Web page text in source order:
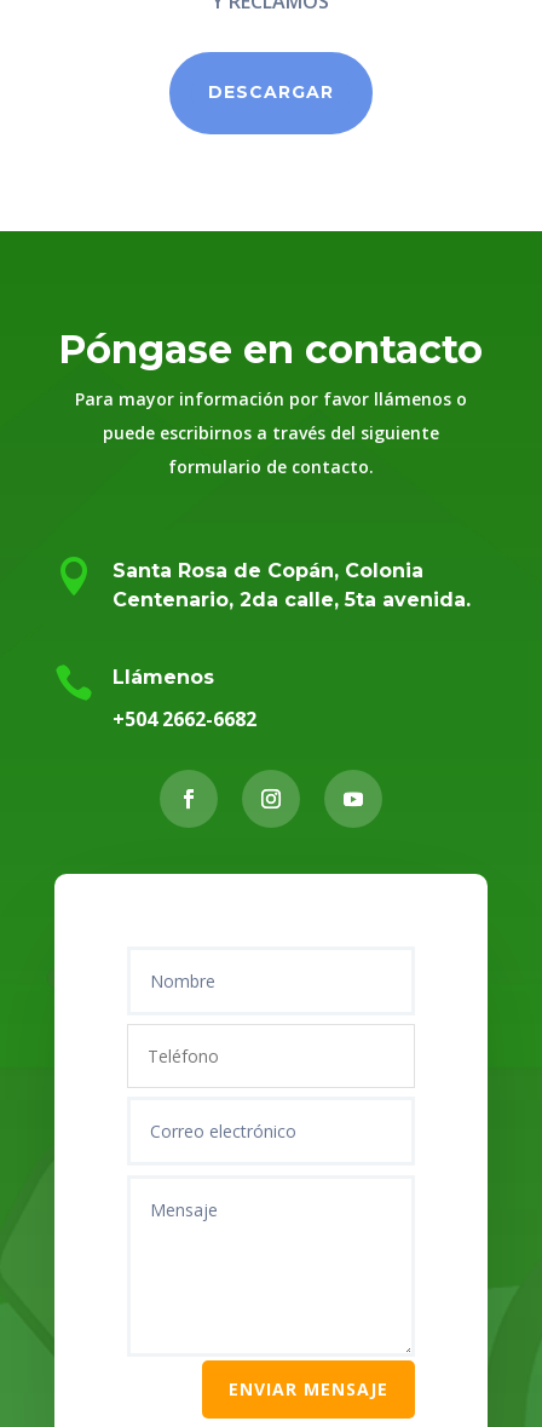
DESCARGAR
Póngase en contacto
Para mayor información por favor llámenos o
puede escribirnos a través del siguiente
formulario de contacto.

Santa Rosa de Copán, Colonia
Centenario, 2da calle, 5ta avenida.
 Llámenos
+504 2662-6682
ENVIAR MENSAJE